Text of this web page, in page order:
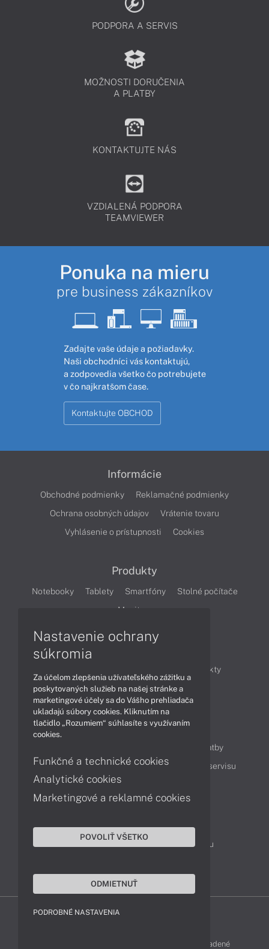
PODPORA A SERVIS
MOŽNOSTI DORUČENIA
A PLATBY
KONTAKTUJTE NÁS
VZDIALENÁ PODPORA
TEAMVIEWER
Ponuka na mieru
pre business zákazníkov
Zadajte vaše údaje a požiadavky.
Naši obchodníci vás kontaktujú,
a zodpovedia všetko čo potrebujete
v čo najkratšom čase.
Kontaktujte OBCHOD
Informácie
Obchodné podmienky
Reklamačné podmienky
Ochrana osobných údajov
Vrátenie tovaru
Vyhlásenie o prístupnosti
Cookies
Produkty
Notebooky Tablety Smartfóny
Stolné počítače
Monitory
Produkty
Technológie
Videá
Obsah
Možnosti doručenia a platby
Podpora a servis
Servisné služby Cenník servisu
Kontakty
043 4224 771
Obchodné oddelenie
Reklamácia tovaru
LENOVO-SHOP © 2013 - 2026 Všetky práva vyhradené
Nastavenie ochrany
súkromia
Za účelom zlepšenia užívateľského zážitku a
poskytovaných služieb na našej stránke a
marketingové účely sa do Vášho prehliadača
ukladajú súbory cookies. Kliknutím na
tlačidlo „Rozumiem“ súhlasíte s využívaním
cookies.
Funkčné a technické cookies
Analytické cookies
Marketingové a reklamné cookies
POVOLIŤ VŠETKO
ODMIETNUŤ
PODROBNÉ NASTAVENIA